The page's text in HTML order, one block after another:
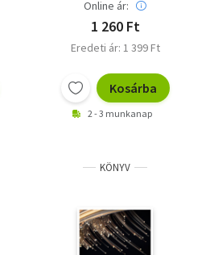
Online ár:
1 260 Ft
Eredeti ár: 1 399 Ft
Kosárba
2 - 3 munkanap
KÖNYV